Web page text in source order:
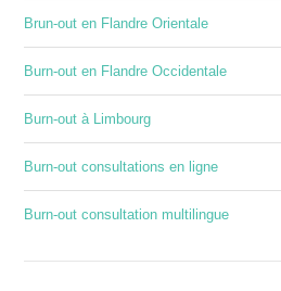
Brun-out en Flandre Orientale
Burn-out en Flandre Occidentale
Burn-out à Limbourg
Burn-out consultations en ligne
Burn-out consultation multilingue